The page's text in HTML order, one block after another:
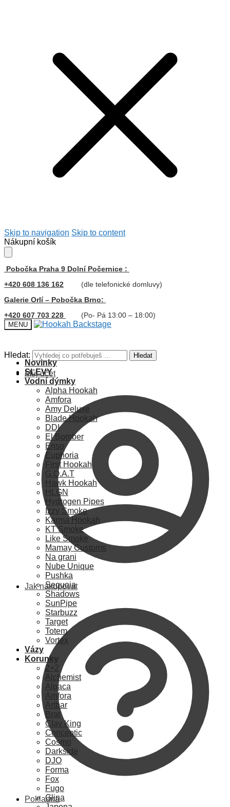
Skip to navigation Skip to content
Nákupní košík
Pobočka Praha 9 Dolní Počernice :
+420 608 136 162
(dle telefonické domluvy)
Galerie Orlí – Pobočka Brno:
+420 607 703 228
(Po- Pá 13:00 – 18:00)
MENU
Hledat: Hledat
Můj účet
Jak nakupovat
Pokladna
Novinky
SLEVY
Vodní dýmky
Alpha Hookah
Amfora
Amy Deluxe
Blade Hookah
DDI
El Bomber
Enso
Euphoria
First Hookah
G.O.A.T
Hawk Hookah
HLGN
Hydrogen Pipes
Izzy Smoke
Karma Hookah
KT Smoke
Like Smoke
Mamay Customs
Na grani
Nube Unique
Pushka
Sequoia
Shadows
SunPipe
Starbuzz
Target
Totem
Vortex
Vázy
Korunky
2×2
Alchemist
Alpaca
Amfora
Artbar
Brat
Clay King
Conceptic
Cosmo
Darkside
DJO
Forma
Fox
Fugo
Glina